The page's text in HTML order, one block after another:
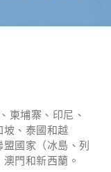
柬埔寨、印尼、
坡、泰國和越
國家（冰島、列
門和新西蘭。